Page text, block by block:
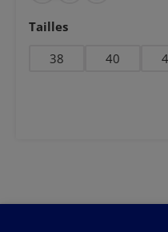
Sélectionnez
Tailles
38 40